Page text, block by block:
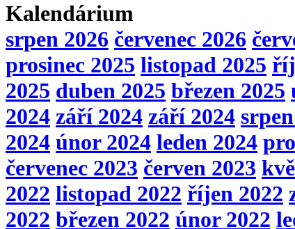
Kalendárium
srpen 2026 červenec 2026
prosinec 2025 listopad 2025
2025 duben 2025 březen 2025
2024 září 2024 září 2024
2024 únor 2024 leden 2024
červenec 2023 červen 2023
2022 listopad 2022 říjen 2022
2022 březen 2022 únor 2022